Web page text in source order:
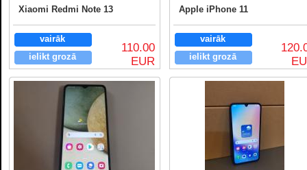
Xiaomi Redmi Note 13
vairāk
ielikt grozā
110.00
EUR
Apple iPhone 11
vairāk
ielikt grozā